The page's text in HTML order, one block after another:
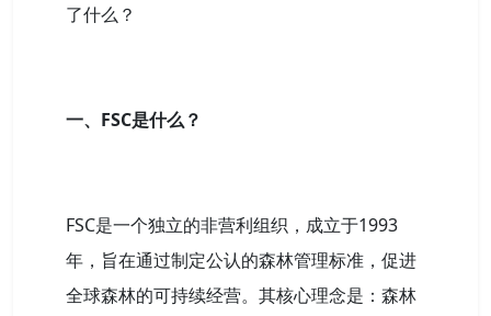
了什么？
一、FSC是什么？
FSC是一个独立的非营利组织，成立于1993
年，旨在通过制定公认的森林管理标准，促进
全球森林的可持续经营。其核心理念是：森林